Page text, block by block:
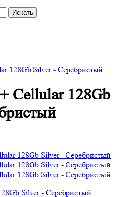
128Gb Silver - Серебристый
Cellular 128Gb